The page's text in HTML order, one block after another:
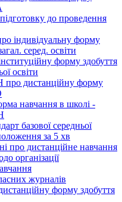
до проведення
форму
серед. освіти
форму здобуття
освіти
дистанційну форму
навчання в школі -
базової середньої
за 5 хв
про дистанційне навчання
організації
журналів
форму здобуття